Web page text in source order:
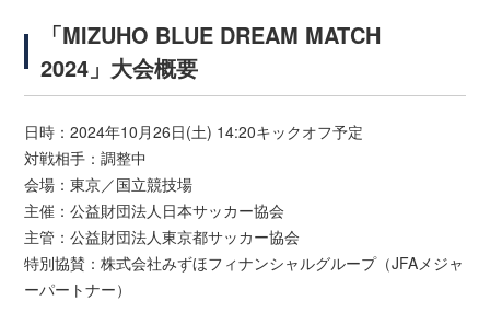
「MIZUHO BLUE DREAM MATCH
2024」大会概要
日時：2024年10月26日(土) 14:20キックオフ予定
対戦相手：調整中
会場：東京／国立競技場
主催：公益財団法人日本サッカー協会
主管：公益財団法人東京都サッカー協会
特別協賛：株式会社みずほフィナンシャルグループ（JFAメジャ
ーパートナー）